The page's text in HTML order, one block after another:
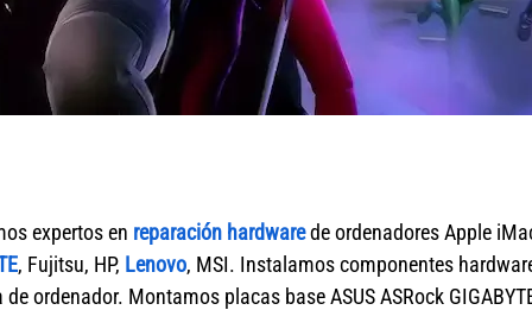
expertos en reparación hardwarede ordenadores Apple
, Fujitsu, HP, Lenovo, MSI. Instalamos componentes
ordenador. Montamos placas base ASUS ASRock